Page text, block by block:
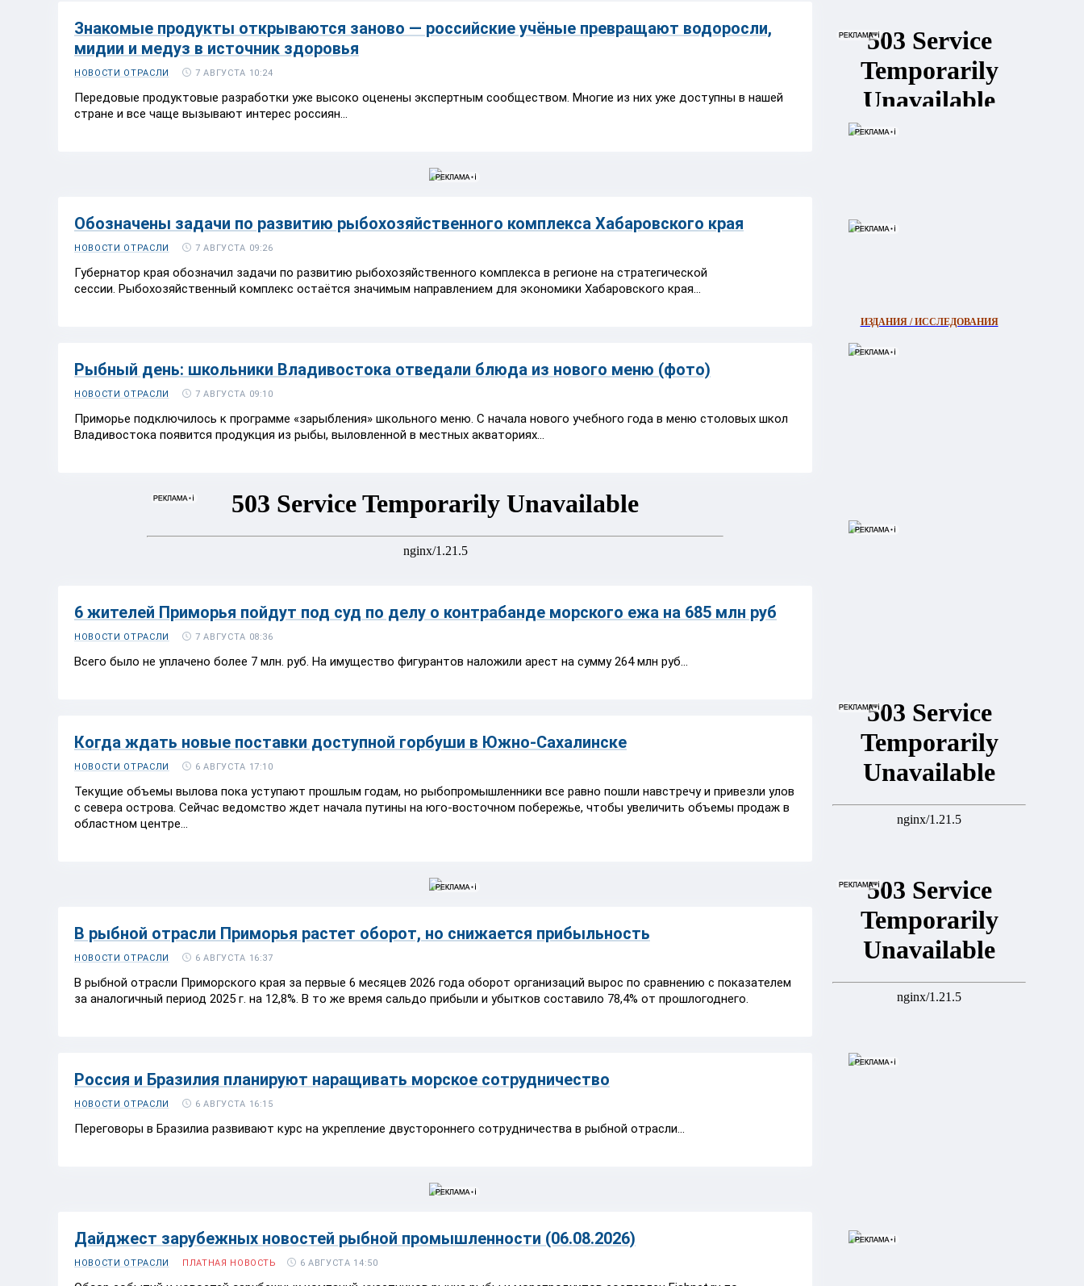
Знакомые продукты открываются заново — российские учёные превращают водоросли,
мидии и медуз в источник здоровья
НОВОСТИ ОТРАСЛИ 7 АВГУСТА 10:24
Передовые продуктовые разработки уже высоко оценены экспертным сообществом. Многие из них уже доступны в нашей
стране и все чаще вызывают интерес россиян...
Обозначены задачи по развитию рыбохозяйственного комплекса Хабаровского края
НОВОСТИ ОТРАСЛИ 7 АВГУСТА 09:26
Губернатор края обозначил задачи по развитию рыбохозяйственного комплекса в регионе на стратегической
сессии. Рыбохозяйственный комплекс остаётся значимым направлением для экономики Хабаровского края...
Рыбный день: школьники Владивостока отведали блюда из нового меню (фото)
НОВОСТИ ОТРАСЛИ 7 АВГУСТА 09:10
Приморье подключилось к программе «зарыбления» школьного меню. С начала нового учебного года в меню столовых школ
Владивостока появится продукция из рыбы, выловленной в местных акваториях...
6 жителей Приморья пойдут под суд по делу о контрабанде морского ежа на 685 млн руб
НОВОСТИ ОТРАСЛИ 7 АВГУСТА 08:36
Всего было не уплачено более 7 млн. руб. На имущество фигурантов наложили арест на сумму 264 млн руб...
Когда ждать новые поставки доступной горбуши в Южно-Сахалинске
НОВОСТИ ОТРАСЛИ 6 АВГУСТА 17:10
Текущие объемы вылова пока уступают прошлым годам, но рыбопромышленники все равно пошли навстречу и привезли улов
с севера острова. Сейчас ведомство ждет начала путины на юго-восточном побережье, чтобы увеличить объемы продаж в
областном центре...
В рыбной отрасли Приморья растет оборот, но снижается прибыльность
НОВОСТИ ОТРАСЛИ 6 АВГУСТА 16:37
В рыбной отрасли Приморского края за первые 6 месяцев 2026 года оборот организаций вырос по сравнению с показателем
за аналогичный период 2025 г. на 12,8%. В то же время сальдо прибыли и убытков составило 78,4% от прошлогоднего.
Россия и Бразилия планируют наращивать морское сотрудничество
НОВОСТИ ОТРАСЛИ 6 АВГУСТА 16:15
Переговоры в Бразилиа развивают курс на укрепление двустороннего сотрудничества в рыбной отрасли...
Дайджест зарубежных новостей рыбной промышленности (06.08.2026)
НОВОСТИ ОТРАСЛИ ПЛАТНАЯ НОВОСТЬ 6 АВГУСТА 14:50
ИЗДАНИЯ / ИССЛЕДОВАНИЯ